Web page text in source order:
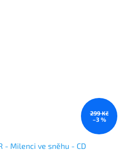
299 Kč
–3 %
- Milenci ve sněhu - CD